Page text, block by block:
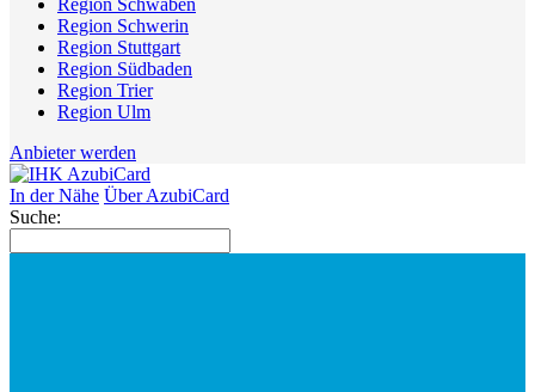
Region Schwaben
Region Schwerin
Region Stuttgart
Region Südbaden
Region Trier
Region Ulm
Anbieter werden
In der Nähe Über AzubiCard
Suche: